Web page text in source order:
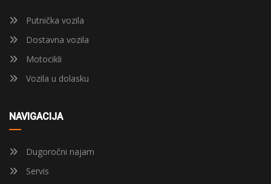
Putnička vozila
Dostavna vozila
Motocikli
Vozila u dolasku
NAVIGACIJA
Dugoročni najam
Servis